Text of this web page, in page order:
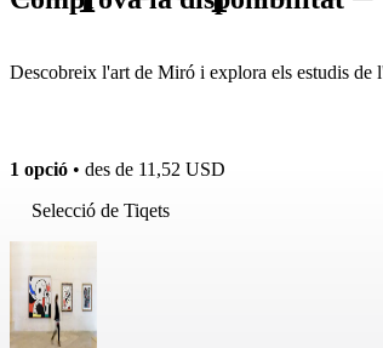
Descobreix l'art de Miró i explora els estudis de
1 opció • des de 11,52 USD
Selecció de Tiqets